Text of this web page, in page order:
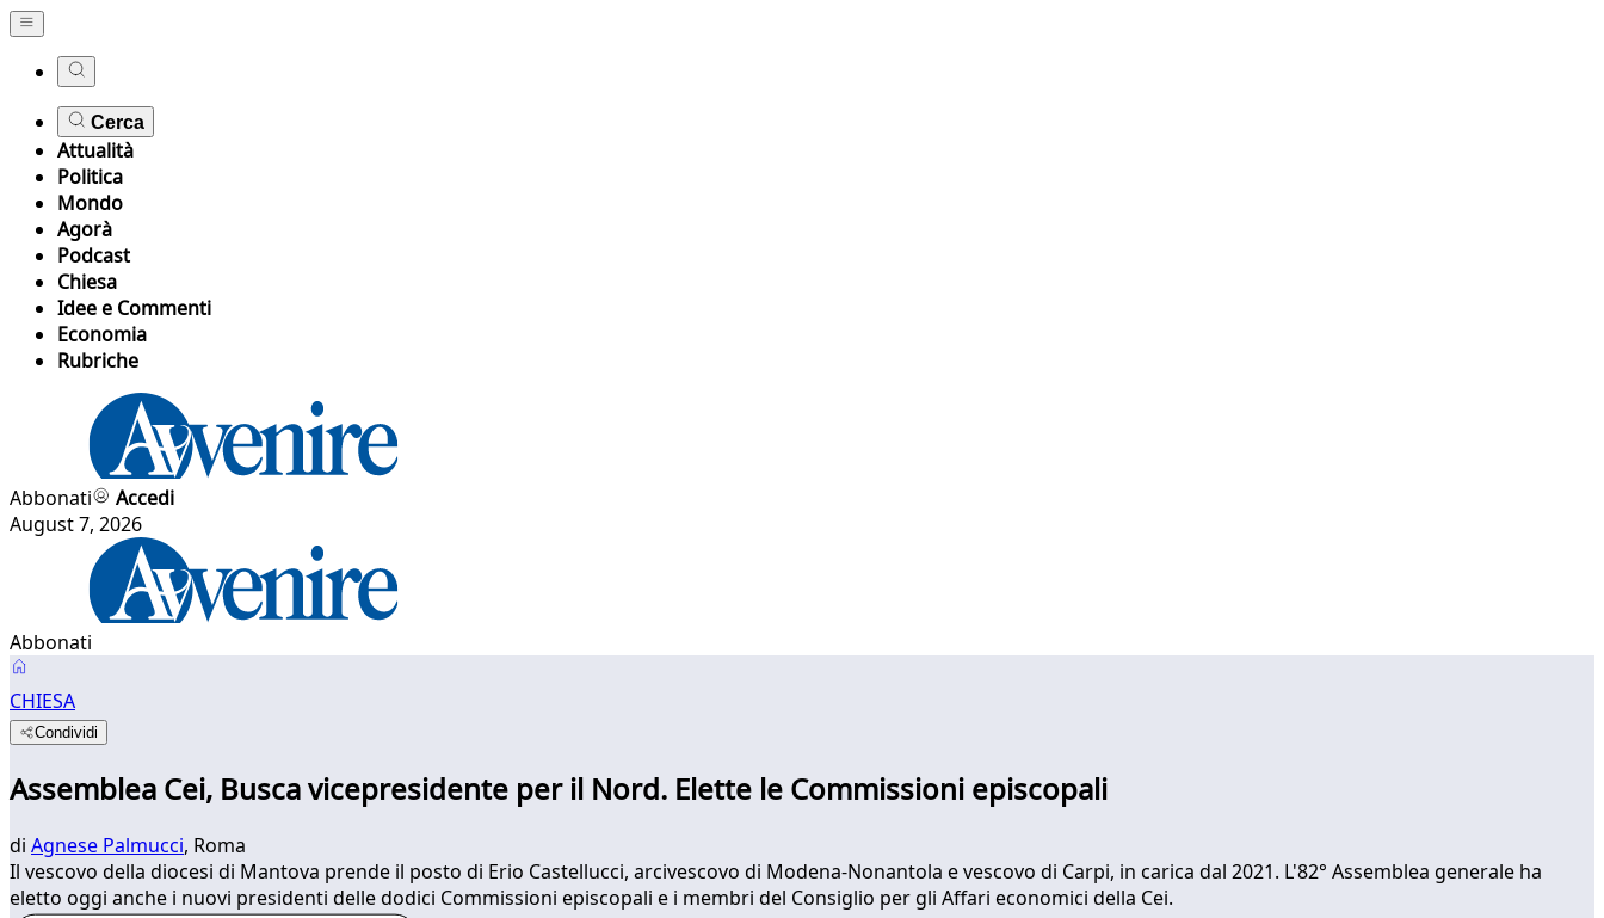
Cerca
Attualità
Politica
Mondo
Agorà
Podcast
Chiesa
Idee e Commenti
Economia
Rubriche
Abbonati
Accedi
August 7, 2026
Abbonati
CHIESA
Condividi
Assemblea Cei, Busca vicepresidente per il Nord. Elette le Commissioni episcopali
di Agnese Palmucci, Roma
Il vescovo della diocesi di Mantova prende il posto di Erio Castellucci, arcivescovo di Modena-Nonantola e vescovo di Carpi, in carica dal 2021. L'82° Assemblea generale ha
eletto oggi anche i nuovi presidenti delle dodici Commissioni episcopali e i membri del Consiglio per gli Affari economici della Cei.